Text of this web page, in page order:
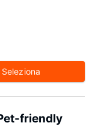
Seleziona
friendly